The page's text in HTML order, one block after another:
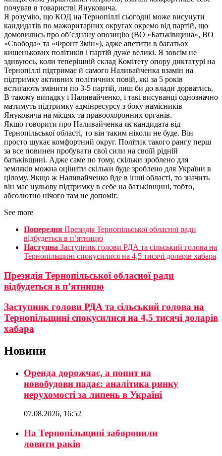
почував в товаристві Януковича.
Я розумію, що КОД на Тернопіллі сьогодні може висунути
кандидатів по мажоритарних округах окремо від партій, що
домовились про об’єднану опозицію (ВО «Батьківщина», ВО
«Свобода» та «Фронт Змін»), адже апетити в багатьох
кишенькових політиків і партій дуже великі. Я зовсім не
здивуюсь, коли теперішній склад Комітету опору диктатурі на
Тернопіллі підтримає й самого Наливайченка взамін на
підтримку активних політичних повій, які за 5 років
встигають змінити по 3-5 партій, лиш би до влади дорватись.
В такому випадку і Наливайченко, і такі висуванці однозначно
матимуть підтримку адмінресурсу з боку намісників
Януковича на місцях та правоохоронних органів.
Якщо говорити про Наливайченка як кандидата від
Тернопільської області, то він таким ніколи не буде. Він
просто шукає комфортний округ. Політик такого рангу перш
за все повинен пробувати свої сили на своїй рідній
батьківщині. Адже саме по тому, скільки зроблено для
земляків можна оцінити скільки буде зроблено для України в
цілому. Якщо ж Наливайченко йде в інші області, то значить
він має нульову підтримку в себе на батьківщині, тобто,
абсолютно нічого там не допоміг.
See more
Попередня Президія Тернопільської обласної ради
відбудеться в п’ятницю
Наступна Заступник голови РДА та сільський голова на
Тернопільщині спокусилися на 4,5 тисячі доларів хабара
Президія Тернопільської обласної ради
відбудеться в п’ятницю
Заступник голови РДА та сільський голова на
Тернопільщині спокусилися на 4,5 тисячі доларів
хабара
Новини
Оренда дорожчає, а попит на
новобудови падає: аналітика ринку
нерухомості за липень в Україні
07.08.2026, 16:52
На Тернопільщині заборонили
ловити раків